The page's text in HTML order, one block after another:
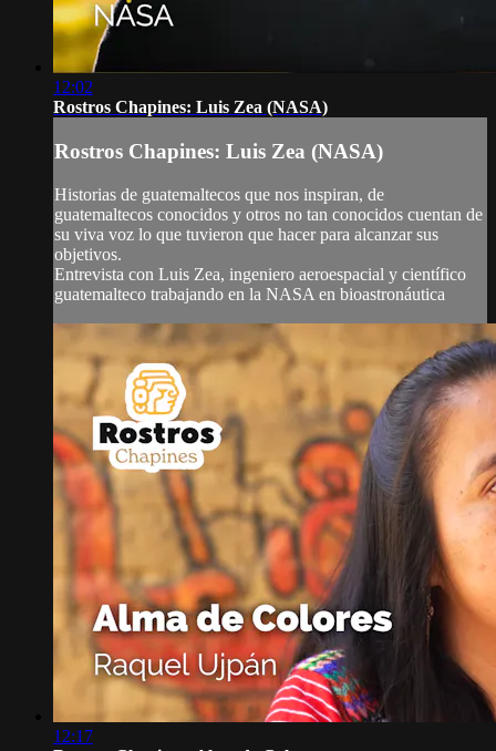
12:02
Rostros Chapines: Luis Zea (NASA)
Rostros Chapines: Luis Zea (NASA)
Historias de guatemaltecos que nos inspiran, de
guatemaltecos conocidos y otros no tan conocidos cuentan de
su viva voz lo que tuvieron que hacer para alcanzar sus
objetivos.
Entrevista con Luis Zea, ingeniero aeroespacial y científico
guatemalteco trabajando en la NASA en bioastronáutica
12:17